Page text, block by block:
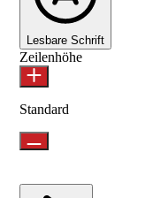
Lesbare Schrift
Zeilenhöhe
Standard